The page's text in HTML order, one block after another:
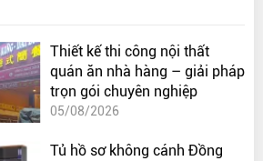
Thiết kế thi công nội thất
quán ăn nhà hàng – giải pháp
trọn gói chuyên nghiệp
05/08/2026
Tủ hồ sơ không cánh Đồng